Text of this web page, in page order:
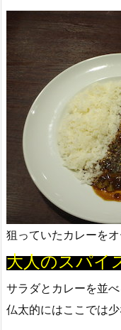
狙っていたカレーをオ
大人のスパイ
サラダとカレーを並
仏太的にはここでは少